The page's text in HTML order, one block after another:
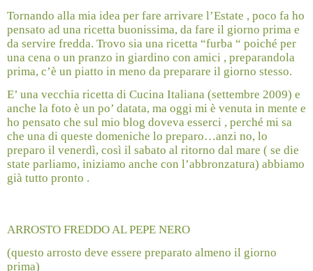
Tornando alla mia idea per fare arrivare l’Estate , poco fa ho
pensato ad una ricetta buonissima, da fare il giorno prima e
da servire fredda. Trovo sia una ricetta “furba “ poiché per
una cena o un pranzo in giardino con amici , preparandola
prima, c’è un piatto in meno da preparare il giorno stesso.
E’ una vecchia ricetta di Cucina Italiana (settembre 2009) e
anche la foto è un po’ datata, ma oggi mi è venuta in mente e
ho pensato che sul mio blog doveva esserci , perché mi sa
che una di queste domeniche lo preparo…anzi no, lo
preparo il venerdì, così il sabato al ritorno dal mare ( se die
state parliamo, iniziamo anche con l’abbronzatura) abbiamo
già tutto pronto .
ARROSTO FREDDO AL PEPE NERO
(questo arrosto deve essere preparato almeno il giorno
prima)